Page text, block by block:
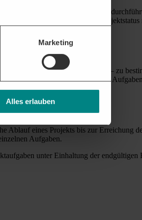
Marketing
Alles erlauben
erfolgt zwischen der
einer Überlappung, damit der
aktuellen Stand des Projektes – zu
Teams und sorgen dafür, dass alle
Ablauf eines Projekts bis zur Erreichung
Aufgaben.
unter Einhaltung der endgültigen